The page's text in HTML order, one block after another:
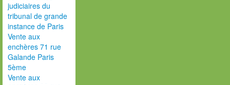
judiciaires du
tribunal de grande
instance de Paris
Vente aux
enchères 71 rue
Galande Paris
5ème
Vente aux